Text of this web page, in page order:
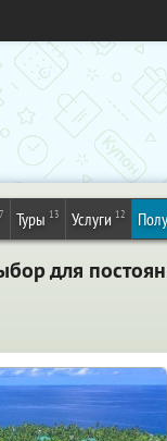
Туры 13 Услуги 12
для